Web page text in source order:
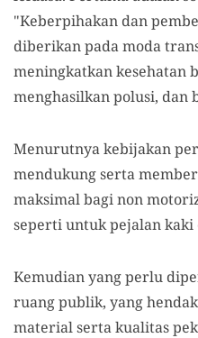
"Keberpihakan dan
diberikan pada moda
meningkatkan kesehatan
menghasilkan polusi, dan
Menurutnya kebijakan
mendukung serta
maksimal bagi non
seperti untuk pejalan kaki
Kemudian yang perlu
ruang publik, yang
material serta kualitas